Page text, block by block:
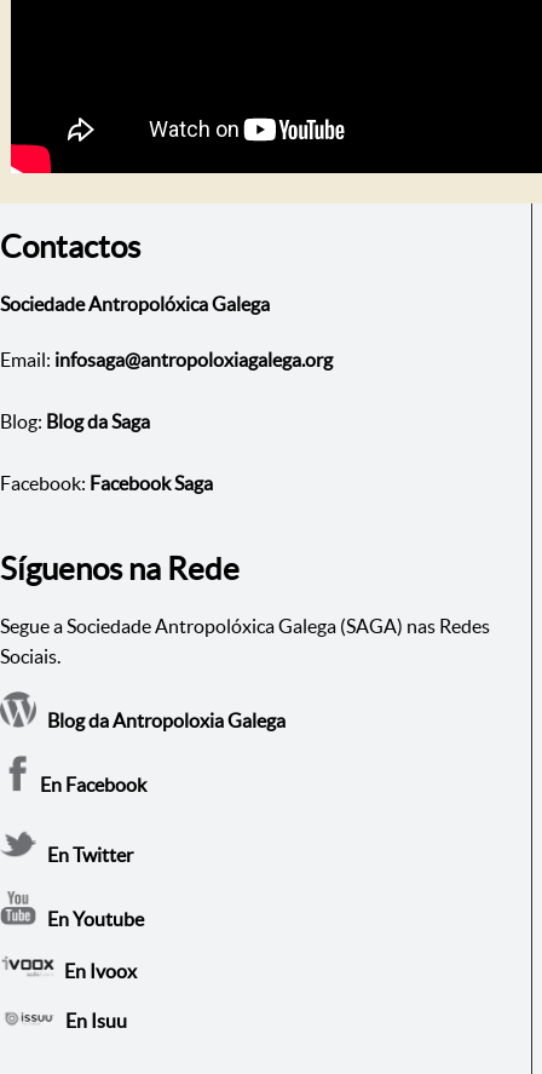
Contactos
Sociedade Antropolóxica Galega
Email: infosaga@antropoloxiagalega.org
Blog: Blog da Saga
Facebook: Facebook Saga
Síguenos na Rede
Segue a Sociedade Antropolóxica Galega (SAGA) nas Redes
Sociais.
Blog da Antropoloxia Galega
En Facebook
En Twitter
En Youtube
En Ivoox
En Isuu